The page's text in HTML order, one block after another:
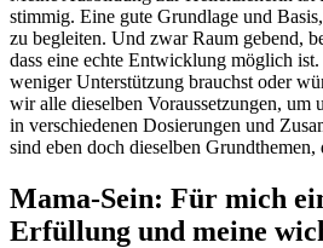
stimmig. Eine gute Grundlage und
zu begleiten. Und zwar Raum gebend,
dass eine echte Entwicklung möglich
weniger Unterstützung brauchst oder
wir alle dieselben Voraussetzungen, um
in verschiedenen Dosierungen und
sind eben doch dieselben
Mama-Sein: Für mich
Erfüllung und meine